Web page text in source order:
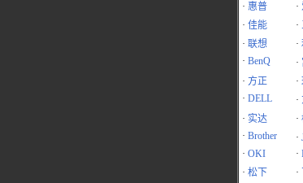
· 惠普 ·
· 佳能 ·
· 联想 ·
· BenQ ·
· 方正 ·
· DELL ·
· 实达 ·
· Brother ·
· OKI ·
· 松下 ·